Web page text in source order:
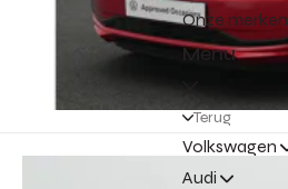
Onze merken
Menu
Terug
Volkswagen
Audi